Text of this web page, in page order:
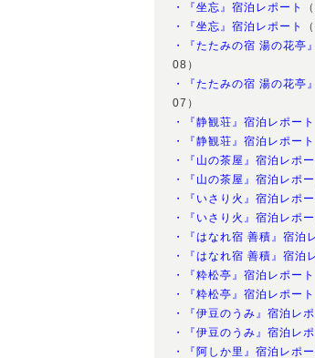
・『坐忘』宿泊レポート
・『坐忘』宿泊レポート
・『たたみの宿 湯の花亭
08）
・『たたみの宿 湯の花亭
07）
・『静観荘』宿泊レポート
・『静観荘』宿泊レポート
・『山の茶屋』宿泊レポー
・『山の茶屋』宿泊レポー
・『いさり火』宿泊レポー
・『いさり火』宿泊レポー
・『はなれ宿 善積』宿泊
・『はなれ宿 善積』宿泊
・『粋松亭』宿泊レポート
・『粋松亭』宿泊レポート
・『伊豆のうみ』宿泊レポ
・『伊豆のうみ』宿泊レポ
・『阿しか里』宿泊レポー